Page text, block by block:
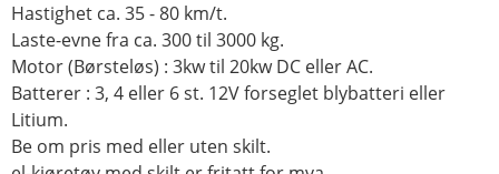
Hastighet ca. 35 - 80 km/t.
Laste-evne fra ca. 300 til 3000 kg.
Motor (Børsteløs) : 3kw til 20kw DC eller AC.
Batterer : 3, 4 eller 6 st. 12V forseglet blybatteri eller
Litium.
Be om pris med eller uten skilt.